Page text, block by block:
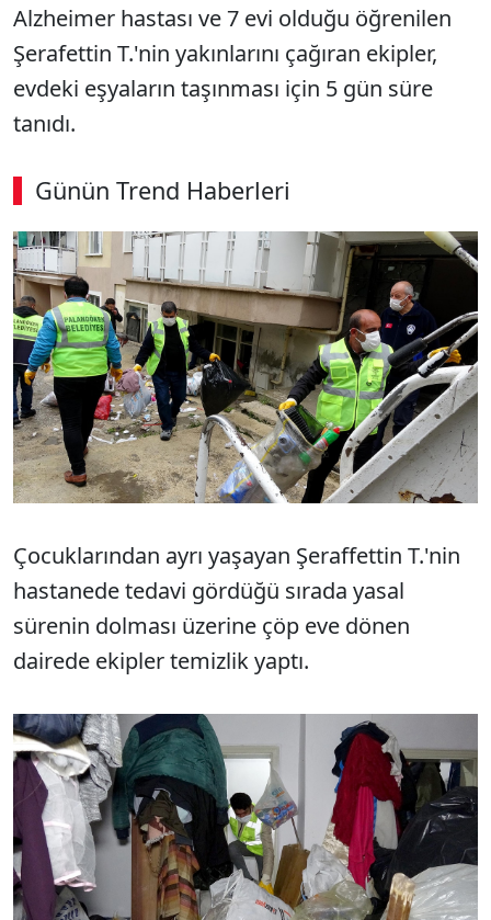
Alzheimer hastası ve 7 evi olduğu öğrenilen
Şerafettin T.'nin yakınlarını çağıran ekipler,
evdeki eşyaların taşınması için 5 gün süre
tanıdı.
Günün Trend Haberleri
00:03 / 06:57
Sesi Aç
Çocuklarından ayrı yaşayan Şeraffettin T.'nin
hastanede tedavi gördüğü sırada yasal
sürenin dolması üzerine çöp eve dönen
dairede ekipler temizlik yaptı.